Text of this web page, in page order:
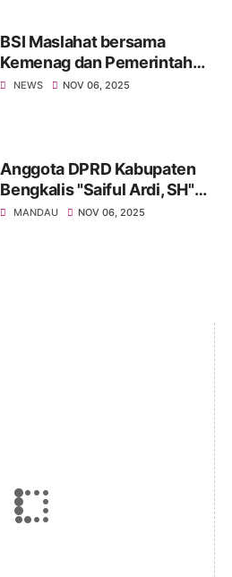
BSI Maslahat bersama
Kemenag dan Pemerintah
Kabupaten Cirebon
NEWS NOV 06, 2025
Anggota DPRD Kabupaten
Bengkalis "Saiful Ardi, SH"
Gelar Reses di Sekretariat
MANDAU NOV 06, 2025